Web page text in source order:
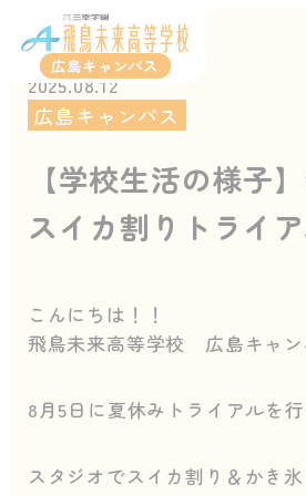
広島キャンパス
【学校生活の様子
スイカ割りトライ
2025.08.12
広島キャンパス
こんにちは！！
飛鳥未来高等学校 広島キャ
8月5日に夏休みトライアルを
スタジオでスイカ割り＆かき